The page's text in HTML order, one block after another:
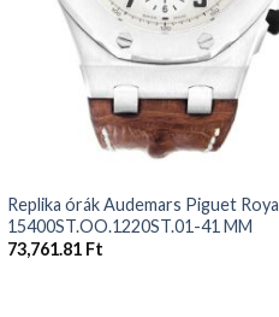
Replika órák Audemars Piguet
15400ST.OO.1220ST.01-41 MM
73,761.81 Ft